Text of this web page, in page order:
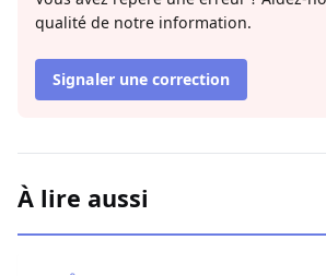
qualité de notre information.
Signaler une correction
À lire aussi